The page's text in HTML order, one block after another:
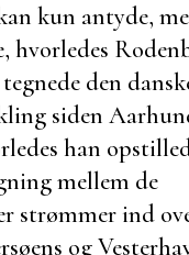
kun antyde,
hvorledes
den
siden
han
mellem de
strømmer ind
og